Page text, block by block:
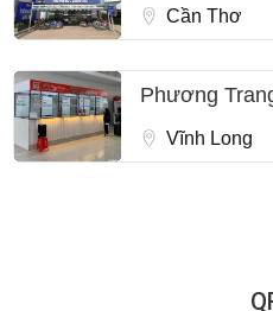
Cần Thơ
Phương
Vĩnh Long